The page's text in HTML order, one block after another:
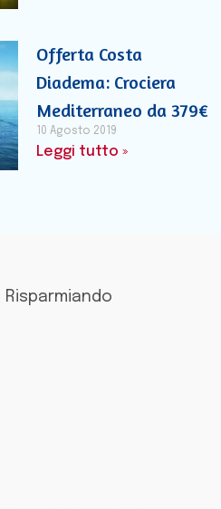
Offerta Costa
Diadema: Crociera
Mediterraneo da 379€
10 Agosto 2019
Leggi tutto »
Risparmiando